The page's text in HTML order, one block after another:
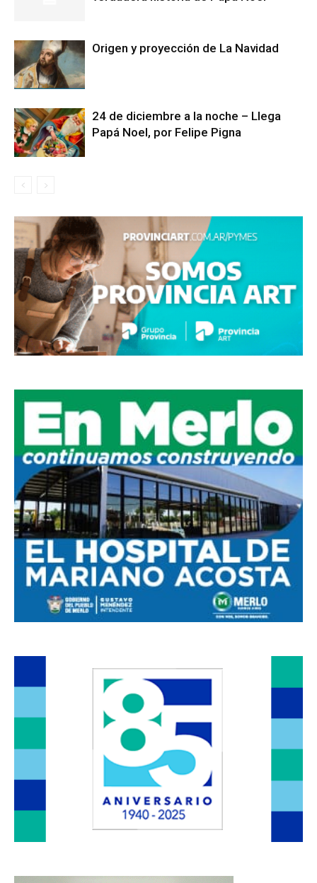
Origen y proyección de La Navidad
24 de diciembre a la noche – Llega
Papá Noel, por Felipe Pigna